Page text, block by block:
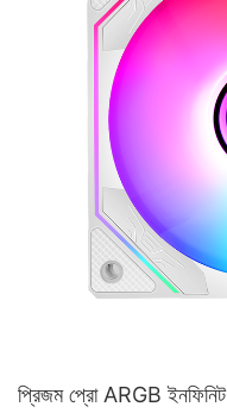
প্রিজম প্রো ARGB ইনফিনিট